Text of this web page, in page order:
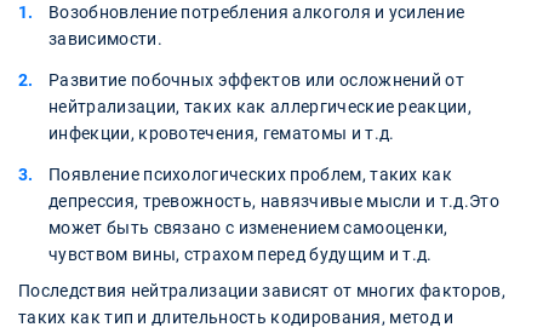
Возобновление потребления алкоголя и усиление
зависимости.
Развитие побочных эффектов или осложнений от
нейтрализации, таких как аллергические реакции,
инфекции, кровотечения, гематомы и т.д.
Появление психологических проблем, таких как
депрессия, тревожность, навязчивые мысли и т.д.Это
может быть связано с изменением самооценки,
чувством вины, страхом перед будущим и т.д.
Последствия нейтрализации зависят от многих факторов,
таких как тип и длительность кодирования, метод и